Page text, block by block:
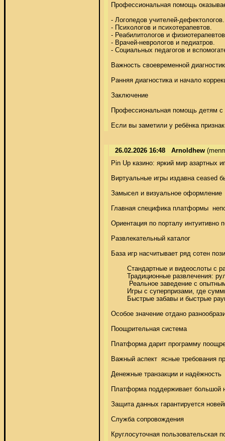
Профессиональная помощь
- Логопедов учителей-
- Психологов и психотерапевтов.
- Реабилитологов и
- Врачей-неврологов и педиатров.
- Социальных педагогов и
Важность своевременной
Ранняя диагностика и начало
Заключение
Профессиональная помощь детям с
Если вы заметили у ребёнка
26.02.2026 16:48 Arnoldhew
Pin Up казино: яркий мир азартных
Виртуальные игры издавна ceased
Замысел и визуальное оформление
Главная специфика платформы
Ориентация по порталу интуитивно
Развлекательный каталог
База игр насчитывает ряд сотен
Особое значение отдано
Поощрительная система
Платформа дарит программу
Важный аспект  ясные требования
Денежные транзакции и надёжность
Платформа поддерживает большой
Защита данных гарантируется
Служба сопровождения
Круглосуточная